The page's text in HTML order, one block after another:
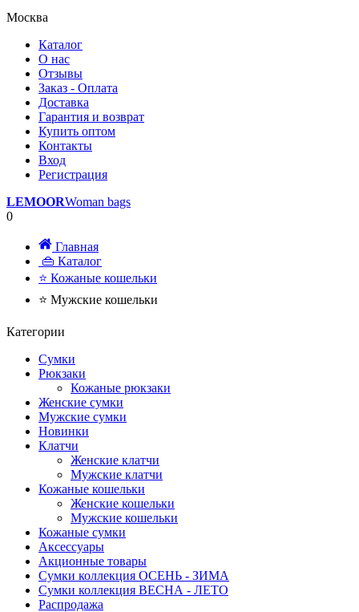
Москва
Каталог
О нас
Отзывы
Заказ - Оплата
Доставка
Гарантия и возврат
Купить оптом
Контакты
Вход
Регистрация
LEMOORWoman bags
0
Главная
👜 Каталог
⭐ Кожаные кошельки
⭐ Мужские кошельки
Категории
Сумки
Рюкзаки
Кожаные рюкзаки
Женские сумки
Мужские сумки
Новинки
Клатчи
Женские клатчи
Мужские клатчи
Кожаные кошельки
Женские кошельки
Мужские кошельки
Кожаные сумки
Аксессуары
Акционные товары
Сумки коллекция ОСЕНЬ - ЗИМА
Сумки коллекция ВЕСНА - ЛЕТО
Распродажа